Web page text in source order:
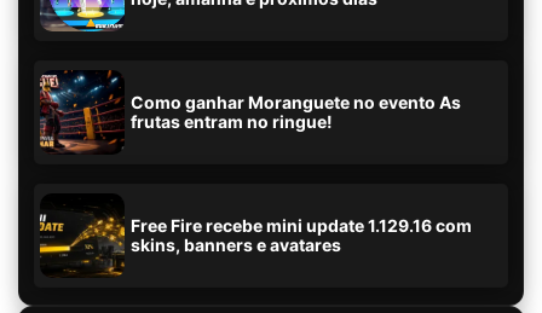
Como ganhar Moranguete no evento As
frutas entram no ringue!
Free Fire recebe mini update 1.129.16 com
skins, banners e avatares